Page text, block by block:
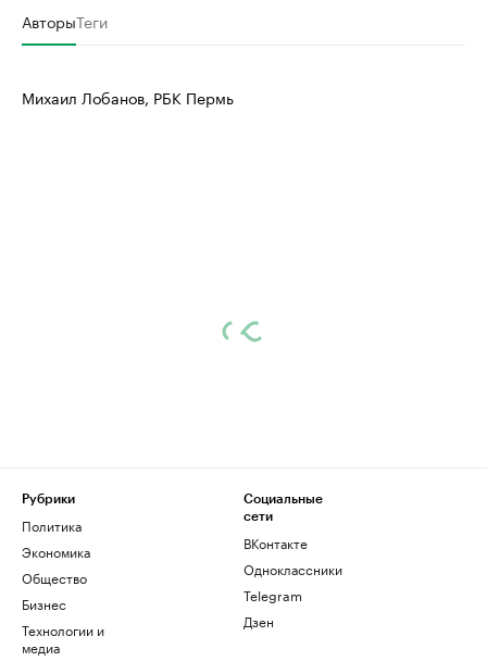
АвторыТеги
Михаил Лобанов, РБК Пермь
Рубрики
Политика
Экономика
Общество
Бизнес
Технологии и
медиа
Социальные
сети
ВКонтакте
Одноклассники
Telegram
Дзен